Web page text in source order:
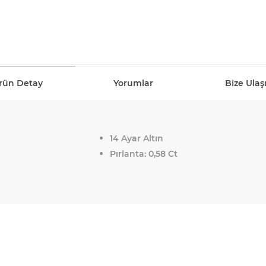
Detay Yorumlar Bize
14 Ayar Altın
Pırlanta: 0,58 Ct